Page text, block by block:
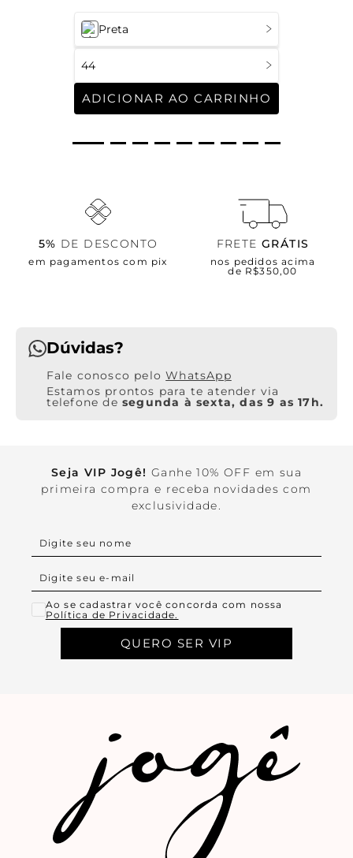
Preta
44
ADICIONAR AO CARRINHO
5% DE DESCONTO
em pagamentos com pix
FRETE GRÁTIS
nos pedidos acima
de R$350,00
Dúvidas?
WhatsApp
Estamos prontos para te atender via
telefone de segunda à sexta, das 9 as 17h.
Seja VIP Jogê! Ganhe 10% OFF em sua
primeira compra e receba novidades com
exclusividade.
Ao se cadastrar você concorda com nossa
Política de Privacidade.
QUERO SER VIP